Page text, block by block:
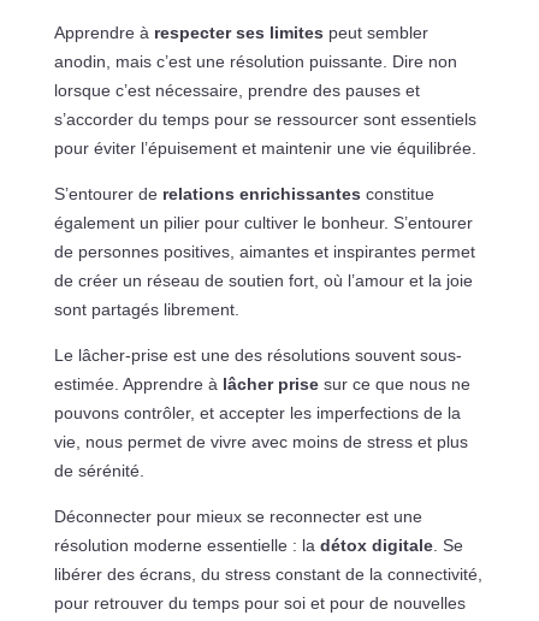
Apprendre à respecter ses limites peut sembler
anodin, mais c’est une résolution puissante. Dire non
lorsque c’est nécessaire, prendre des pauses et
s’accorder du temps pour se ressourcer sont essentiels
pour éviter l’épuisement et maintenir une vie équilibrée.
S’entourer de relations enrichissantes constitue
également un pilier pour cultiver le bonheur. S’entourer
de personnes positives, aimantes et inspirantes permet
de créer un réseau de soutien fort, où l’amour et la joie
sont partagés librement.
Le lâcher-prise est une des résolutions souvent sous-
estimée. Apprendre à lâcher prisesur ce que nous ne
pouvons contrôler, et accepter les imperfections de la
vie, nous permet de vivre avec moins de stress et plus
de sérénité.
Déconnecter pour mieux se reconnecter est une
résolution moderne essentielle : la détox digitale. Se
libérer des écrans, du stress constant de la connectivité,
pour retrouver du temps pour soi et pour de nouvelles